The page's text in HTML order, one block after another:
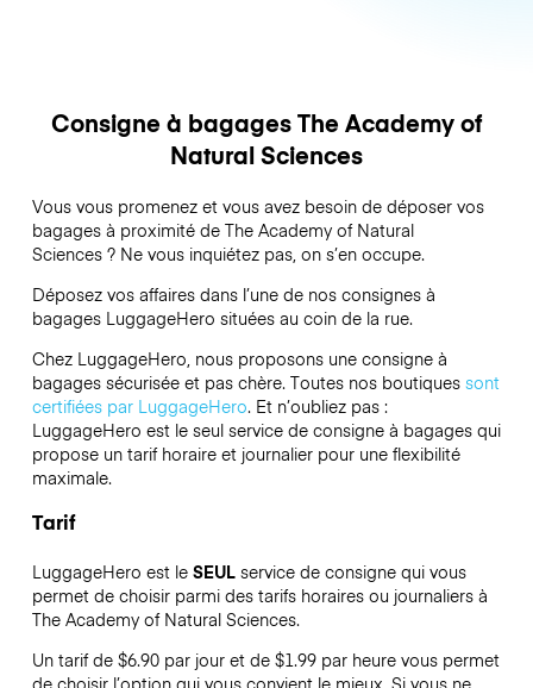
Consigne à bagages The Academy of
Natural Sciences
Vous vous promenez et vous avez besoin de déposer vos
bagages à proximité de The Academy of Natural
Sciences ? Ne vous inquiétez pas, on s’en occupe.
Déposez vos affaires dans l’une de nos consignes à
bagages LuggageHero situées au coin de la rue.
Chez LuggageHero, nous proposons une consigne à
bagages sécurisée et pas chère. Toutes nos boutiques sont
certifiées par LuggageHero. Et n’oubliez pas :
LuggageHero est le seul service de consigne à bagages qui
propose un tarif horaire et journalier pour une flexibilité
maximale.
Tarif
LuggageHero est le SEULservice de consigne qui vous
permet de choisir parmi des tarifs horaires ou journaliers à
The Academy of Natural Sciences.
Un tarif de $6.90 par jour et de $1.99 par heure vous permet
de choisir l’option qui vous convient le mieux. Si vous ne